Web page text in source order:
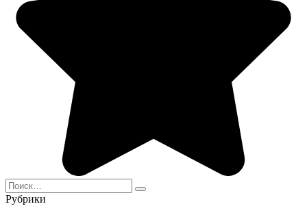
Search
for:
Рубрики